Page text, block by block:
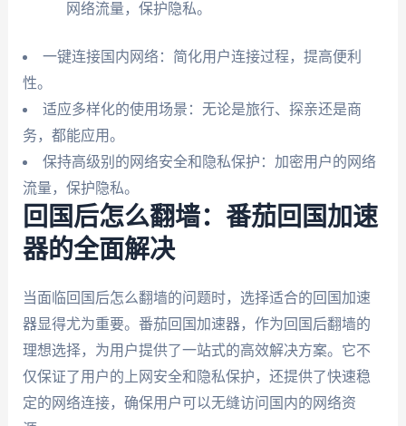
网络流量，保护隐私。
一键连接国内网络：简化用户连接过程，提高便利
性。
适应多样化的使用场景：无论是旅行、探亲还是商
务，都能应用。
保持高级别的网络安全和隐私保护：加密用户的网络
流量，保护隐私。
回国后怎么翻墙：番茄回国加速
器的全面解决
当面临回国后怎么翻墙的问题时，选择适合的回国加速
器显得尤为重要。番茄回国加速器，作为回国后翻墙的
理想选择，为用户提供了一站式的高效解决方案。它不
仅保证了用户的上网安全和隐私保护，还提供了快速稳
定的网络连接，确保用户可以无缝访问国内的网络资